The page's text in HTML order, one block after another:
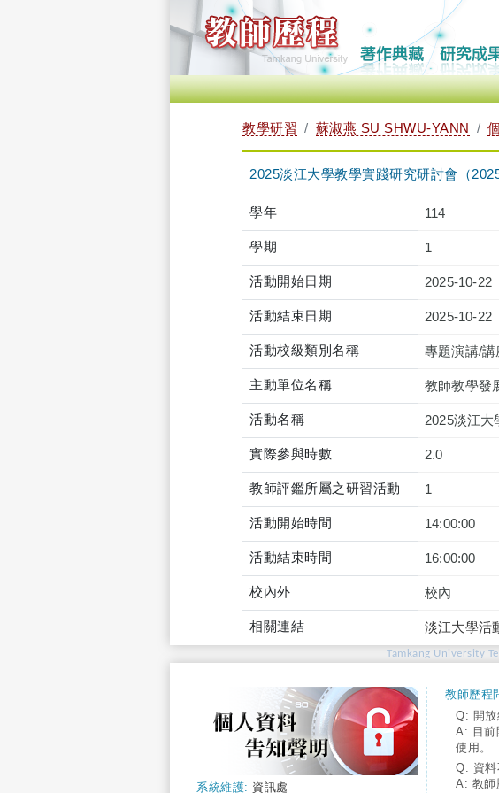
教學研習 蘇淑燕 SU SHWU-YANN
2025淡江大學教學實踐研究研討會（
學年 114
學期 1
活動開始日期 2025-10-22
活動結束日期 2025-10-22
活動校級類別名稱 專題演講/講
主動單位名稱 教師教學發
活動名稱 2025淡江大
實際參與時數 2.0
教師評鑑所屬之研習活動 1
活動開始時間 14:00:00
活動結束時間 16:00:00
校內外 校內
相關連結 淡江大學活
Tamkang University
系統維護: 資訊處
教師歷程
Q: 開放
A: 目前
使用。
Q: 資料
A: 教師